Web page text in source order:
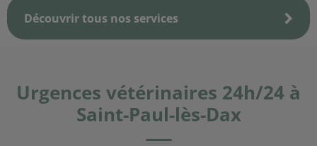
Découvrir tous nos services
Urgences vétérinaires 24h/24 à
Saint-Paul-lès-Dax